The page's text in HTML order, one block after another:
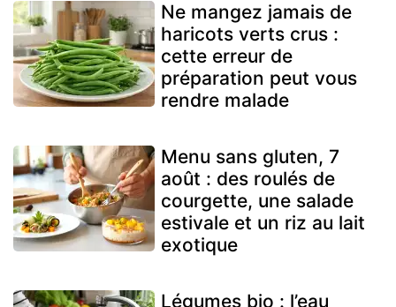
Ne mangez jamais de
haricots verts crus :
cette erreur de
préparation peut vous
rendre malade
Menu sans gluten, 7
août : des roulés de
courgette, une salade
estivale et un riz au lait
exotique
Légumes bio : l’eau